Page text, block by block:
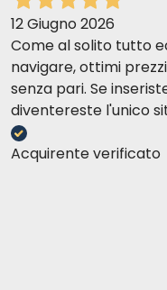
12 Giugno 2026
Come al solito tutto
navigare, ottimi
senza pari. Se
diventereste l'unico
Acquirente verificato